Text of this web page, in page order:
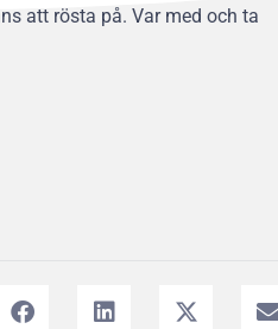
att rösta på. Var med och ta